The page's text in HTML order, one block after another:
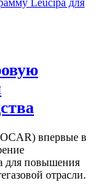
впервые в
для повышения
отрасли.